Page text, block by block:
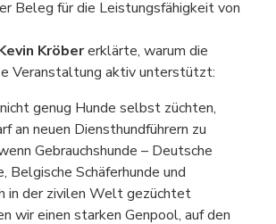
Beleg für die Leistungsfähigkeit von
Kröbererklärte, warum die
Veranstaltung aktiv unterstützt:
genug Hunde selbst züchten,
an neuen Diensthundführern zu
Gebrauchshunde – Deutsche
Belgische Schäferhunde und
in der zivilen Welt gezüchtet
wir einen starken Genpool, auf den